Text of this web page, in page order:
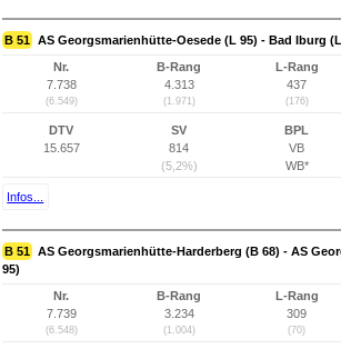
B 51 AS Georgsmarienhütte-Oesede (L 95) - Bad Iburg
Nr.
7.738
(6.549)
B-Rang
4.313
(1.971)
L-Rang
437
(176)
DTV
15.657
SV
814
(5,2%)
BPL
VB
WB*
Infos...
B 51 AS Georgsmarienhütte-Harderberg (B 68) - AS
95)
Nr.
7.739
(6.548)
B-Rang
3.234
(1.004)
L-Rang
309
(70)